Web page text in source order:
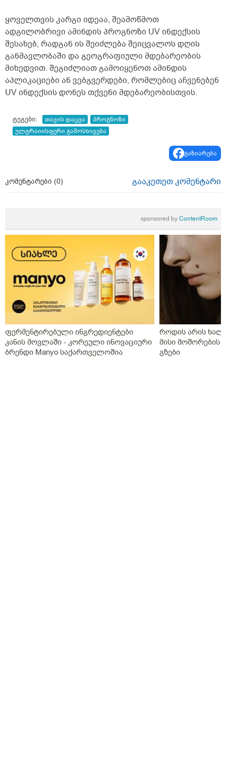
კონსულტაციაზე მოსვლა ხუთშაბათს ან
პარასკევს მეცლება სად ხართ
ტერიტორიულად ქუთაისში და რა ღირს
თქვენთან კონსულტაცია და ხო ტელეფონის
ნომერი რომ დამიწეროთ თქვენი</p>
ყოველთვის კარგი იდეაა, შეამოწმოთ
ადგილობრივი ამინდის პროგნოზი UV ინდექსის
შესახებ, რადგან ის შეიძლება შეიცვალოს დღის
განმავლობაში და გეოგრაფიული მდებარეობის
მიხედვით. შეგიძლიათ გამოიყენოთ ამინდის
აპლიკაციები ან ვებგვერდები, რომლებიც აჩვენებენ
UV ინდექსის დონეს თქვენი მდებარეობისთვის.
ტეგები: თავის დაცვა
პროგნოზი
ულტრაიისფერი გამოსხივება
გაზიარება
კომენტარები (0) გააკეთეთ კომენტარი
sponsored byContentRoom
ფერმენტირებული ინგრედიენტები
კანის მოვლაში - კორეული ინოვაციური
ბრენდი Manyo საქართველოშია
როდის არის
მისი მოშორების
გზები